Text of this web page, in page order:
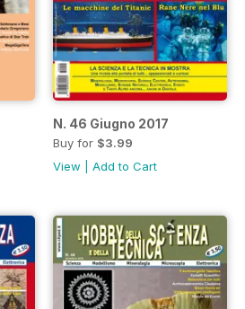
N. 46 Giugno 2017
Buy for $3.99
View
Add to Cart